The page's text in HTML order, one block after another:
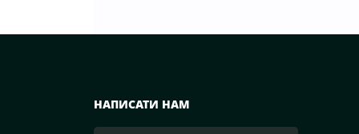
доставка зараз непроста, але за
вирішує всі ці питання.
НАПИСАТИ НАМ